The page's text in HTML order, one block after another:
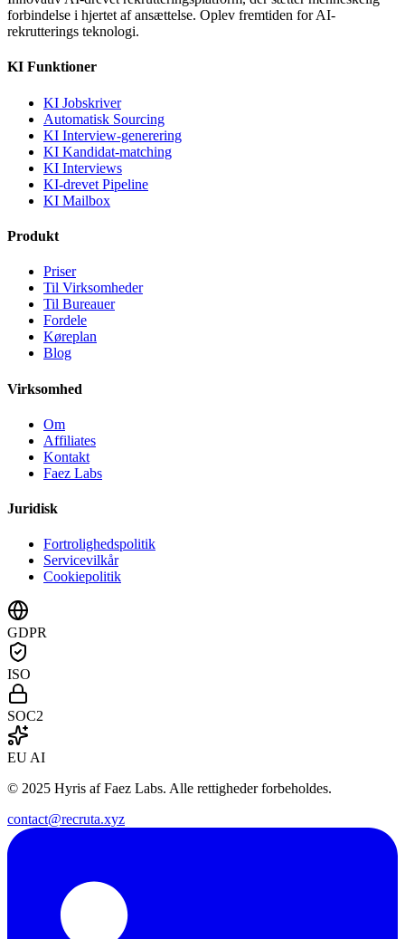
forbindelse i hjertet af ansættelse. Oplev fremtiden for AI-
rekrutterings teknologi.
KI Funktioner
KI Jobskriver
Automatisk Sourcing
KI Interview-generering
KI Kandidat-matching
KI Interviews
KI-drevet Pipeline
KI Mailbox
Produkt
Priser
Til Virksomheder
Til Bureauer
Fordele
Køreplan
Blog
Virksomhed
Om
Affiliates
Kontakt
Faez Labs
Juridisk
Fortrolighedspolitik
Servicevilkår
Cookiepolitik
GDPR
ISO
SOC2
EU AI
© 2025 Hyris af Faez Labs. Alle rettigheder forbeholdes.
contact@recruta.xyz